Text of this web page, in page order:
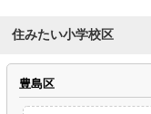
住みたい小学校区
豊島区